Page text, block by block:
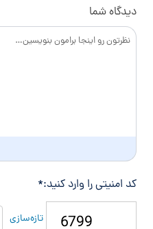
ا
د
گ
دیدگاه شما
کد امنیتی را وارد کنید:*
تازه‌سازی